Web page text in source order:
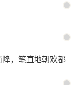
，笔直地朝欢都